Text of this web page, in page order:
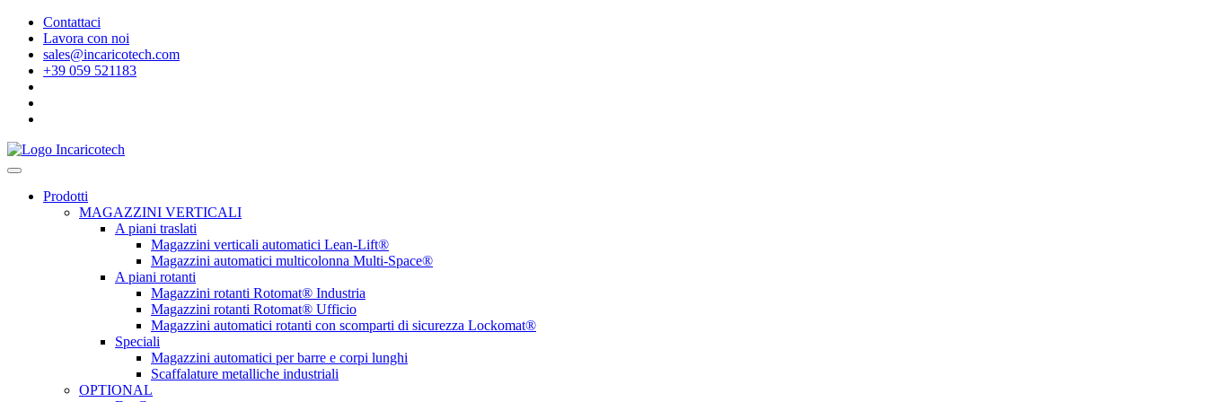
Contattaci
Lavora con noi
sales@incaricotech.com
+39 059 521183
Prodotti
MAGAZZINI VERTICALI
A piani traslati
Magazzini verticali automatici Lean-Lift®
Magazzini automatici multicolonna Multi-Space®
A piani rotanti
Magazzini rotanti Rotomat® Industria
Magazzini rotanti Rotomat® Ufficio
Magazzini automatici rotanti con scomparti di sicurezza Lockomat®
Speciali
Magazzini automatici per barre e corpi lunghi
Scaffalature metalliche industriali
OPTIONAL